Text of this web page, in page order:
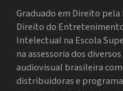
Graduado em Direito pela
Direito do
Intelectual na Escola
na assessoria dos
audiovisual brasileira
distribuidoras e